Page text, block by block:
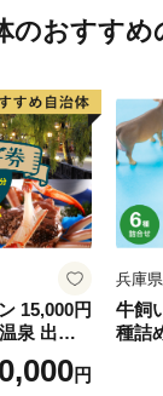
のおすすめ
15,000円
泉 出石
施設 飲食
以上で使
円
兵庫
牛飼
種詰
ツ
ア